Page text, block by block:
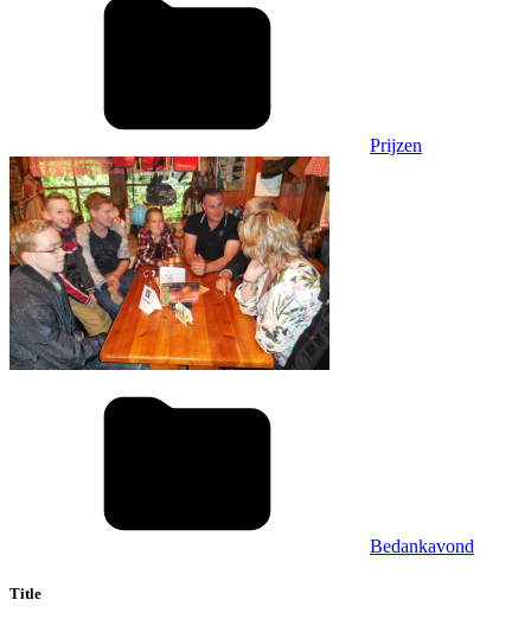
Prijzen
Bedankavond
Title